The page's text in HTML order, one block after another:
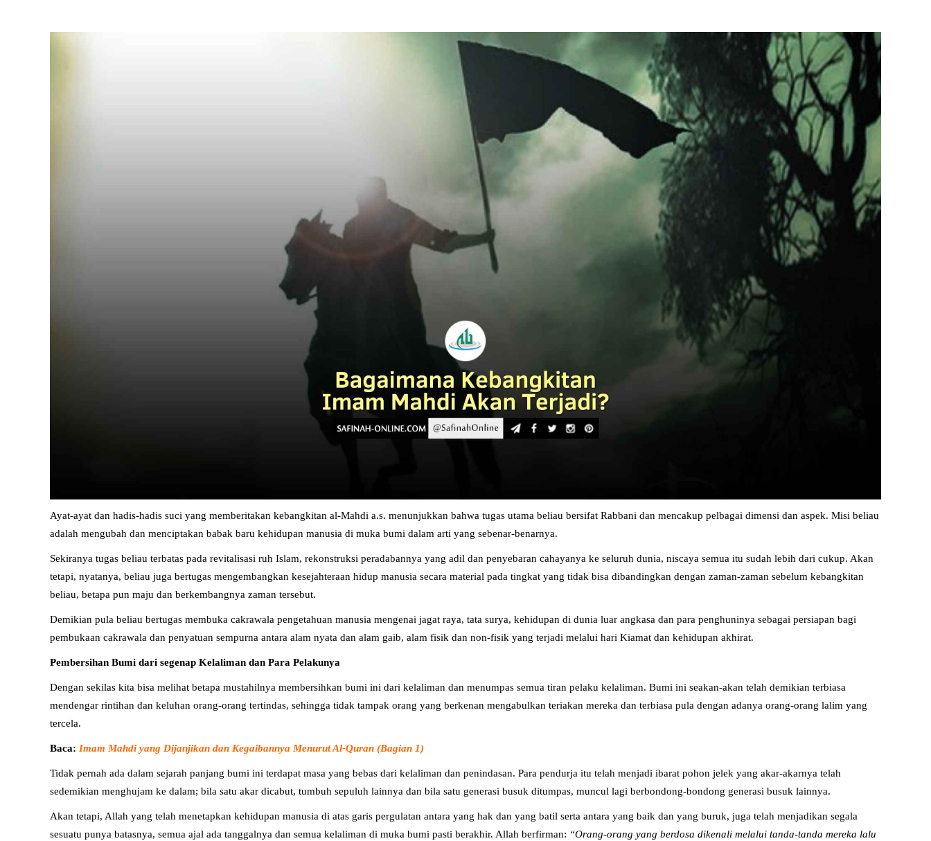
Ayat-ayat dan hadis-hadis suci yang memberitakan kebangkitan al-Mahdi a.s. menunjukkan bahwa tugas utama beliau bersifat Rabbani dan mencakup pelbagai dimensi dan aspek. Misi beliau
adalah mengubah dan menciptakan babak baru kehidupan manusia di muka bumi dalam arti yang sebenar-benarnya.
Sekiranya tugas beliau terbatas pada revitalisasi ruh Islam, rekonstruksi peradabannya yang adil dan penyebaran cahayanya ke seluruh dunia, niscaya semua itu sudah lebih dari cukup. Akan
tetapi, nyatanya, beliau juga bertugas mengembangkan kesejahteraan hidup manusia secara material pada tingkat yang tidak bisa dibandingkan dengan zaman-zaman sebelum kebangkitan
beliau, betapa pun maju dan berkembangnya zaman tersebut.
Demikian pula beliau bertugas membuka cakrawala pengetahuan manusia mengenai jagat raya, tata surya, kehidupan di dunia luar angkasa dan para penghuninya sebagai persiapan bagi
pembukaan cakrawala dan penyatuan sempurna antara alam nyata dan alam gaib, alam fisik dan non-fisik yang terjadi melalui hari Kiamat dan kehidupan akhirat.
Pembersihan Bumi dari segenap Kelaliman dan Para Pelakunya
Dengan sekilas kita bisa melihat betapa mustahilnya membersihkan bumi ini dari kelaliman dan menumpas semua tiran pelaku kelaliman. Bumi ini seakan-akan telah demikian terbiasa
mendengar rintihan dan keluhan orang-orang tertindas, sehingga tidak tampak orang yang berkenan mengabulkan teriakan mereka dan terbiasa pula dengan adanya orang-orang lalim yang
tercela.
Baca: Imam Mahdi yang Dijanjikan dan Kegaibannya Menurut Al-Quran (Bagian 1)
Tidak pernah ada dalam sejarah panjang bumi ini terdapat masa yang bebas dari kelaliman dan penindasan. Para pendurja itu telah menjadi ibarat pohon jelek yang akar-akarnya telah
sedemikian menghujam ke dalam; bila satu akar dicabut, tumbuh sepuluh lainnya dan bila satu generasi busuk ditumpas, muncul lagi berbondong-bondong generasi busuk lainnya.
Akan tetapi, Allah yang telah menetapkan kehidupan manusia di atas garis pergulatan antara yang hak dan yang batil serta antara yang baik dan yang buruk, juga telah menjadikan segala
sesuatu punya batasnya, semua ajal ada tanggalnya dan semua kelaliman di muka bumi pasti berakhir. Allah berfirman: “Orang-orang yang berdosa dikenali melalui tanda-tanda mereka lalu